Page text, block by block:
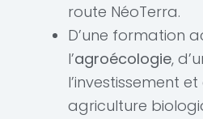
route NéoTerra.
D’une formation
l’agroécologie,
l’investissement
agriculture